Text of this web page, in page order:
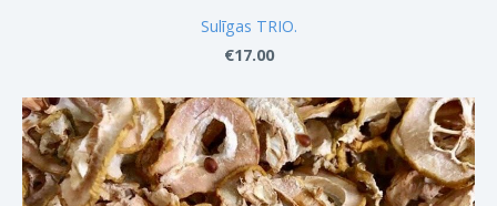
Sulīgas TRIO.
€17.00